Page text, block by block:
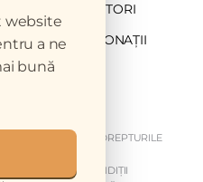
CONTRIBUTORI
CMVRO DONAȚII
TOATE DREPTURILE
TERMENI ȘI CONDIȚII
website
a ne
bună